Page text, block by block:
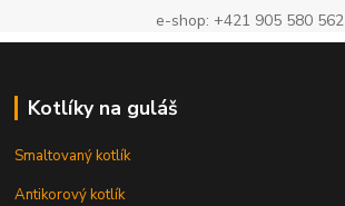
e-shop: +421 905 580 562
Kotlíky na guláš
Smaltovaný kotlík
Antikorový kotlík